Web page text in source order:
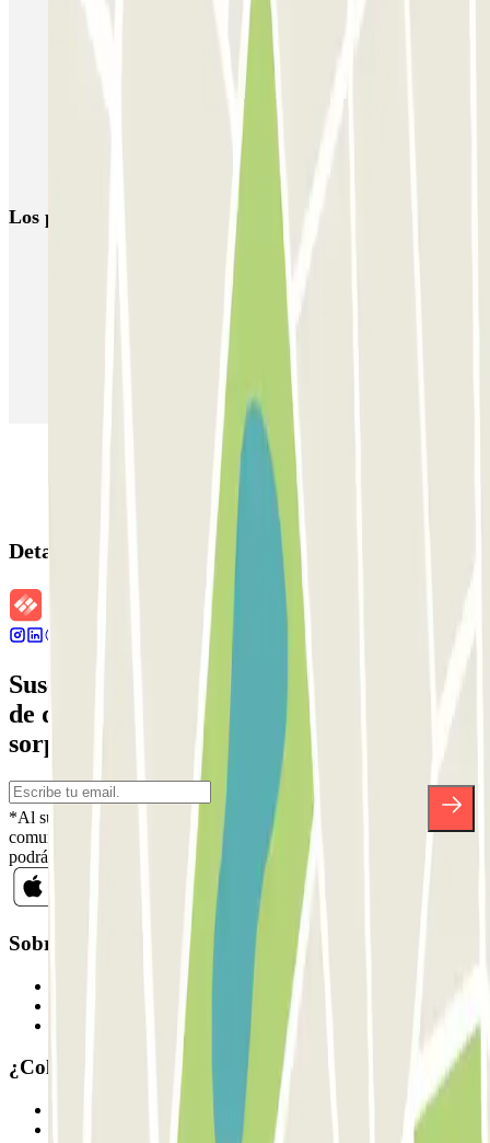
Q-Park Europarking
Q-Park Museumplein
VALET - NEMO Science Museum VALET - Jodenbreestraat, 4
VALET - Stadsschouwburg Amsterdam
Los parkings más reservados
Parking en Barcelona
Parking en Aeropuerto Barcelona
Parking en Aeropuerto Madrid Barajas
Parking en Sants - Estación de Barcelona
Detalles de la reserva
Suscríbete a nuestra newsletter y entérate
de descuentos, sorteos y otras muchas
sorpresas.
*Al suscribirte aceptas nuestra Política de Privacidad para recibir
comunicaciones comerciales de Parclick. Sin ningún compromiso,
podrás darte de baja cuando quieras en la misma newsletter.
Sobre Parclick
¿Colaboramos?
Proveedor de parking